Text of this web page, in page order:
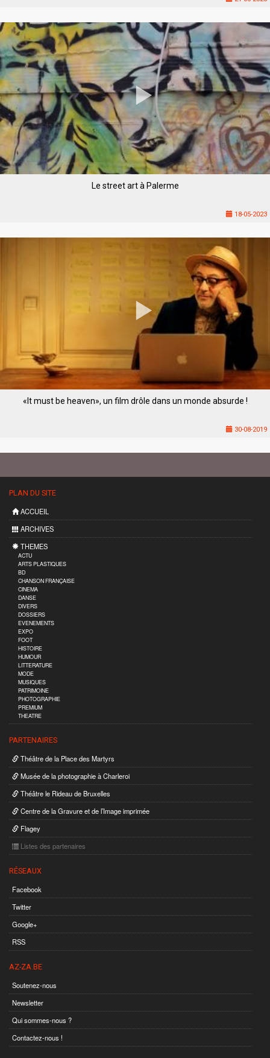
Le street art à Palerme
18-05-2023
«It must be heaven», un film drôle dans un monde absurde !
30-08-2019
PLAN DU SITE
ACCUEIL
ARCHIVES
THEMES
ACTU
ARTS PLASTIQUES
BD
CHANSON FRANÇAISE
CINEMA
DANSE
DIVERS
DOSSIERS
EVENEMENTS
EXPO
FOOT
HISTOIRE
HUMOUR
LITTERATURE
MODE
MUSIQUES
PATRIMOINE
PHOTOGRAPHIE
PREMIUM
THEATRE
PARTENAIRES
Théâtre de la Place des Martyrs
Musée de la photographie à Charleroi
Théâtre le Rideau de Bruxelles
Centre de la Gravure et de l’Image imprimée
Flagey
Listes des partenaires
RÉSEAUX
Facebook
Twitter
Google+
RSS
AZ-ZA.BE
Soutenez-nous
Newsletter
Qui sommes-nous ?
Contactez-nous !